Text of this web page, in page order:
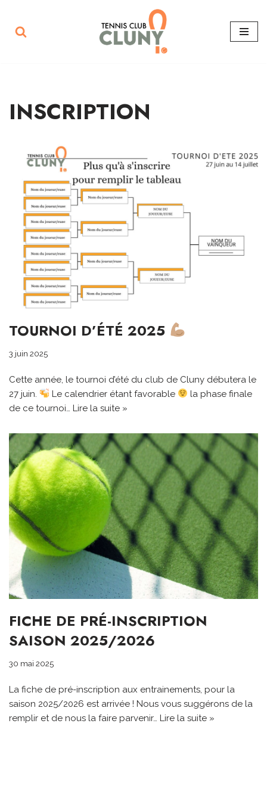
Aller
INSCRIPTION
TOURNOI D’ÉTÉ 2025
3 juin 2025
Cette année, le tournoi d’été du club de Cluny débutera le
27 juin.
Le calendrier étant favorable
la phase finale
de ce tournoi… Lire la suite »
FICHE DE PRÉ-INSCRIPTION
SAISON 2025/2026
30 mai 2025
La fiche de pré-inscription aux entrainements, pour la
saison 2025/2026 est arrivée ! Nous vous suggérons de la
remplir et de nous la faire parvenir… Lire la suite »